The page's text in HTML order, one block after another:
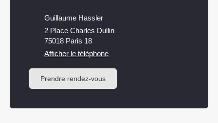
Guillaume Hassler
2 Place Charles Dullin
75018 Paris 18
Afficher le téléphone
Prendre rendez-vous